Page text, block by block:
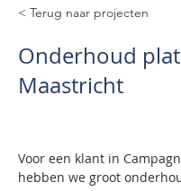
< Terug naar projecten
Onderhoud
Maastricht
Voor een klant in
hebben we groot